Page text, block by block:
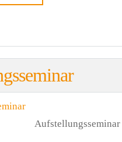
Aufstellungsseminar